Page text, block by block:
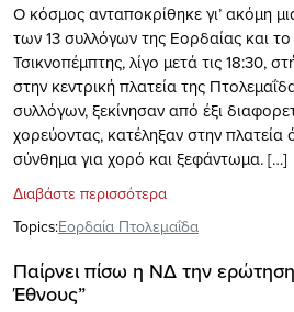
Ο κόσμος ανταποκρίθηκε γι’ ακόμη
των 13 συλλόγων της Εορδαίας και
Τσικνοπέμπτης, λίγο μετά τις 18:30,
στην κεντρική πλατεία της
συλλόγων, ξεκίνησαν από έξι
χορεύοντας, κατέληξαν στην
σύνθημα για χορό και ξεφάντωμα. […]
Διαβάστε περισσότερα
Topics:Εορδαία Πτολεμαΐδα
Παίρνει πίσω η ΝΔ την
Έθνους”